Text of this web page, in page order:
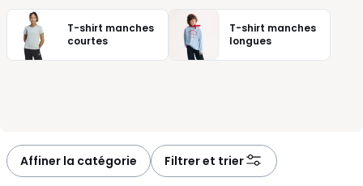
T-shirt manches
courtes
T-shirt manches
longues
Affiner la catégorie Filtrer et trier